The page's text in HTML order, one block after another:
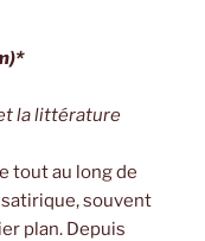
la littérature
tout au long de
souvent
plan. Depuis